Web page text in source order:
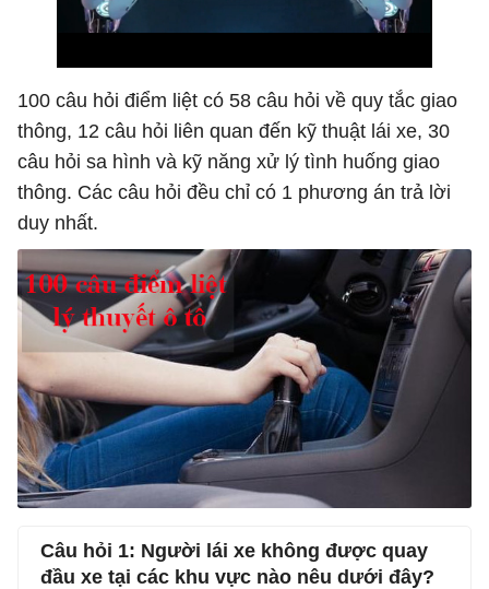
100 câu hỏi điểm liệt có 58 câu hỏi về quy tắc giao
thông, 12 câu hỏi liên quan đến kỹ thuật lái xe, 30
câu hỏi sa hình và kỹ năng xử lý tình huống giao
thông. Các câu hỏi đều chỉ có 1 phương án trả lời
duy nhất.
Câu hỏi 1: Người lái xe không được quay
đầu xe tại các khu vực nào nêu dưới đây?